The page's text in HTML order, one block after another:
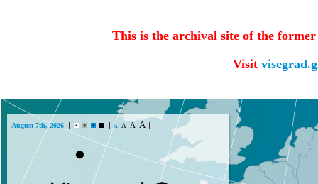
This is the archival site of the
Visit
August 7th, 2026 A A A A